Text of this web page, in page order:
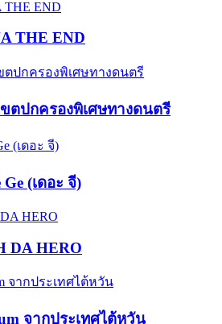
THE END
ตปกครองพิเศษทางดนตรี
(เดอะ จี)
DA HERO
จากประเทศไต้หวัน